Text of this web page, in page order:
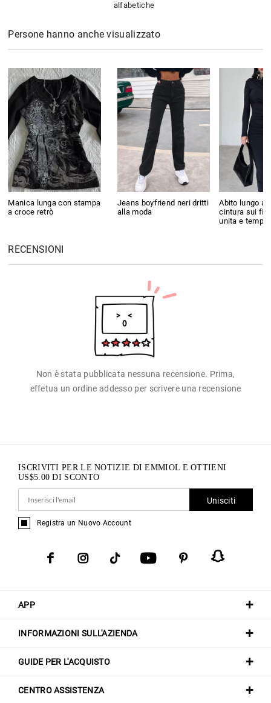
alfabetiche
Persone hanno anche visualizzato
Manica lunga con stampa
a croce retrò
Jeans boyfriend neri dritti
alla moda
Abito lungo
cintura sui
unita e
RECENSIONI
Non è stata pubblicata nessuna recensione. Prima,
effetua un ordine addesso per scrivere una recensione
APP
INFORMAZIONI SULL'AZIENDA
GUIDE PER L'ACQUISTO
CENTRO ASSISTENZA
ISCRIVITI PER LE NOTIZIE DI EMMIOL E OTTIENI
US$5.00 DI SCONTO
Unisciti
Registra un Nuovo Account